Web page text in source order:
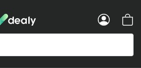
- Capas e acessórios para